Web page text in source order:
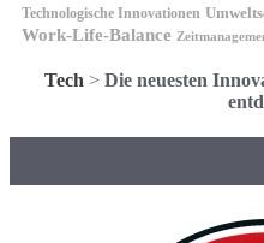
Technologische Innovationen
Work-Life-Balance
Tech > Die neuesten